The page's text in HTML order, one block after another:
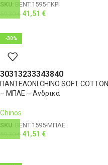
SKU: BENT.1595-ΓΚΡΙ
€ 41,51 €
-30%
30313233343840
ΠΑΝΤΕΛΟΝΙ CHINO SOFT COTTON
– ΜΠΛΕ – Ανδρικά
Chinos
SKU: BENT.1595-ΜΠΛΕ
€ 41,51 €